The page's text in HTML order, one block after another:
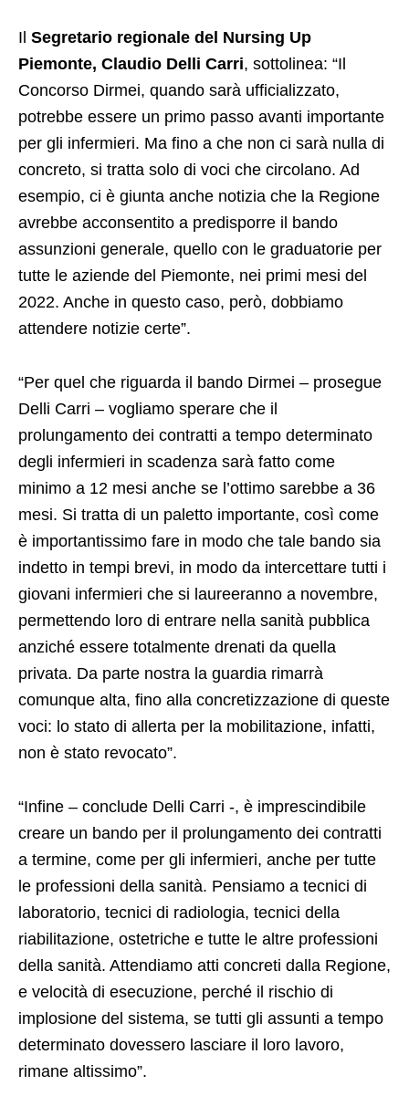
Il Segretario regionale del Nursing Up
Piemonte, Claudio Delli Carri, sottolinea: “Il
Concorso Dirmei, quando sarà ufficializzato,
potrebbe essere un primo passo avanti importante
per gli infermieri. Ma fino a che non ci sarà nulla di
concreto, si tratta solo di voci che circolano. Ad
esempio, ci è giunta anche notizia che la Regione
avrebbe acconsentito a predisporre il bando
assunzioni generale, quello con le graduatorie per
tutte le aziende del Piemonte, nei primi mesi del
2022. Anche in questo caso, però, dobbiamo
attendere notizie certe”.
“Per quel che riguarda il bando Dirmei – prosegue
Delli Carri – vogliamo sperare che il
prolungamento dei contratti a tempo determinato
degli infermieri in scadenza sarà fatto come
minimo a 12 mesi anche se l’ottimo sarebbe a 36
mesi. Si tratta di un paletto importante, così come
è importantissimo fare in modo che tale bando sia
indetto in tempi brevi, in modo da intercettare tutti i
giovani infermieri che si laureeranno a novembre,
permettendo loro di entrare nella sanità pubblica
anziché essere totalmente drenati da quella
privata. Da parte nostra la guardia rimarrà
comunque alta, fino alla concretizzazione di queste
voci: lo stato di allerta per la mobilitazione, infatti,
non è stato revocato”.
“Infine – conclude Delli Carri -, è imprescindibile
creare un bando per il prolungamento dei contratti
a termine, come per gli infermieri, anche per tutte
le professioni della sanità. Pensiamo a tecnici di
laboratorio, tecnici di radiologia, tecnici della
riabilitazione, ostetriche e tutte le altre professioni
della sanità. Attendiamo atti concreti dalla Regione,
e velocità di esecuzione, perché il rischio di
implosione del sistema, se tutti gli assunti a tempo
determinato dovessero lasciare il loro lavoro,
rimane altissimo”.